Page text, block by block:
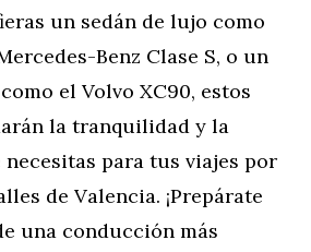
un sedán de lujo como
Benz Clase S, o un
el Volvo XC90, estos
la tranquilidad y la
para tus viajes por
de Valencia. ¡Prepárate
una conducción más